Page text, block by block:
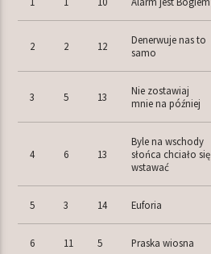
Radio Orbit
2 2 12
Denerwuje nas to
samo
3 5 13
Nie zostawiaj
mnie na później
4 6 13
Byle na wschody
słońca chciało się
wstawać
5 3 14 Euforia
6 11 5 Praska wiosna